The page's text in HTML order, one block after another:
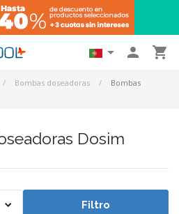
  
Bombas doseadoras
Bombas
Dosim
Filtro